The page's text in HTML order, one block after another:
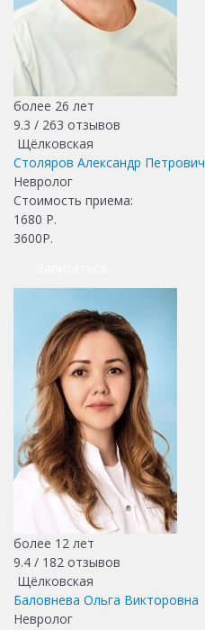
более 26 лет
9.3 / 263 отзывов
Щёлковская
Столяров Александр Петрович
Невролог
Стоимость приема:
1680 Р.
3600Р.
более 12 лет
9.4 / 182 отзывов
Щёлковская
Баловнева Ольга Викторовна
Невролог